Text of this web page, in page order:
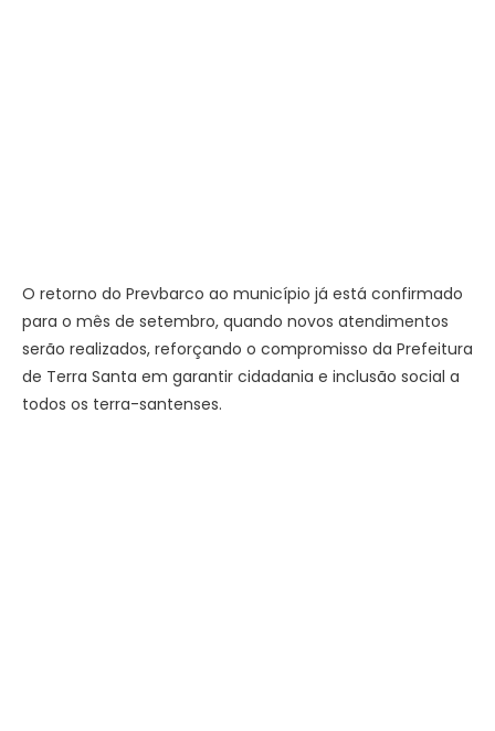
O retorno do Prevbarco ao município já está confirmado
para o mês de setembro, quando novos atendimentos
serão realizados, reforçando o compromisso da Prefeitura
de Terra Santa em garantir cidadania e inclusão social a
todos os terra-santenses.